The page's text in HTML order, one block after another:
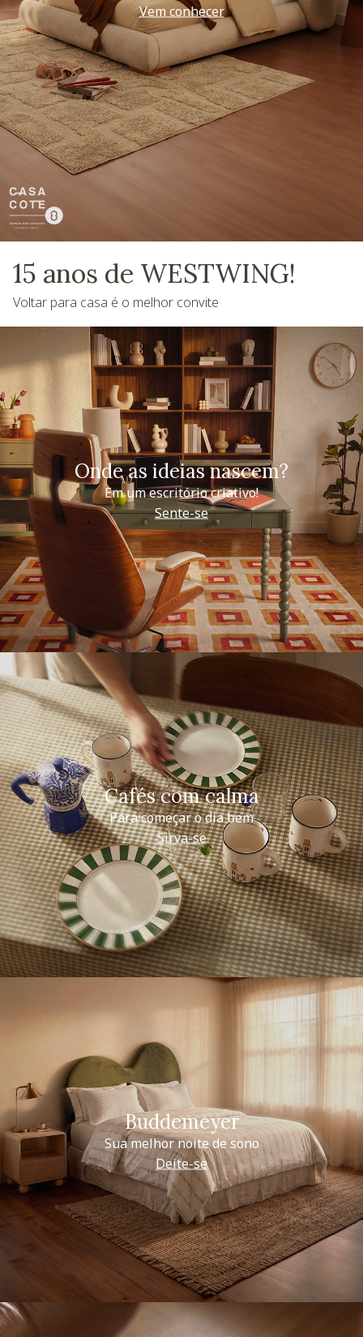
Vem conhecer
15 anos de WESTWING!
Voltar para casa é o melhor convite
Onde as ideias nascem?
Em um escritório criativo!
Sente-se
Cafés com calma
Para começar o dia bem
Sirva-se
Buddemeyer
Sua melhor noite de sono
Deite-se